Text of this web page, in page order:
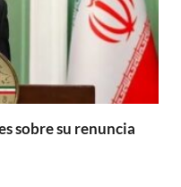
sobre su renuncia